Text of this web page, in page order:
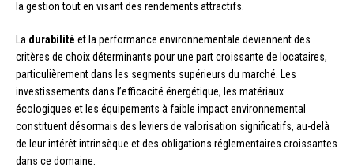
la gestion tout en visant des rendements attractifs.
La durabilité et la performance environnementale deviennent des
critères de choix déterminants pour une part croissante de locataires,
particulièrement dans les segments supérieurs du marché. Les
investissements dans l’efficacité énergétique, les matériaux
écologiques et les équipements à faible impact environnemental
constituent désormais des leviers de valorisation significatifs, au-delà
de leur intérêt intrinsèque et des obligations réglementaires croissantes
dans ce domaine.